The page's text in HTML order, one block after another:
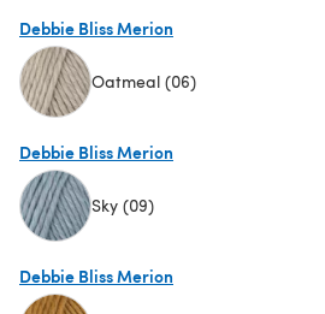
Debbie Bliss Merion
Oatmeal (06)
Debbie Bliss Merion
Sky (09)
Debbie Bliss Merion